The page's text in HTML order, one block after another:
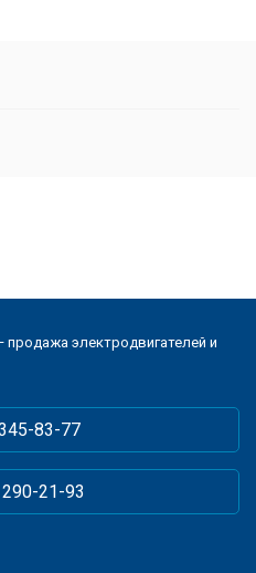
электродвигателей и
83-77
21-93